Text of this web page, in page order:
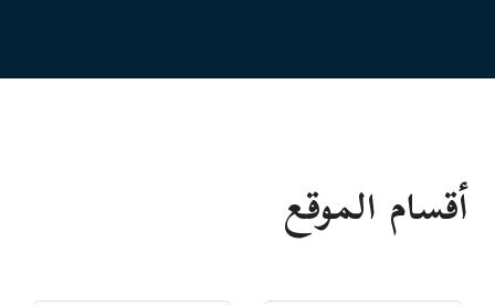
أقسام الموقع